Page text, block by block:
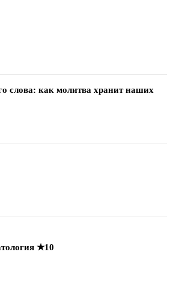
слова: как молитва хранит наших
★10